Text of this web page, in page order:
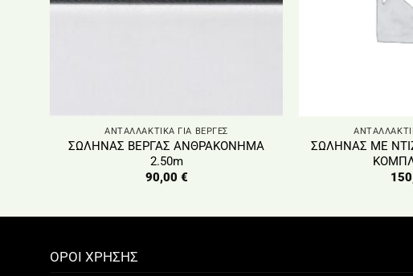
ΑΝΤΑΛΛΑΚΤΙΚΑ ΓΙΑ ΒΕΡΓΕΣ
ΣΩΛΗΝΑΣ ΒΕΡΓΑΣ ΑΝΘΡΑΚΟΝΗΜΑ
2.50m
90,00 €
ΣΩΛΗΝΑΣ ΜΕ
ΟΡΟΙ ΧΡΗΣΗΣ